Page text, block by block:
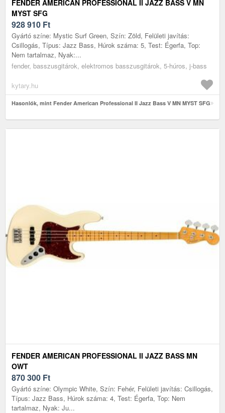
FENDER AMERICAN PROFESSIONAL II JAZZ BASS V MN
MYST SFG
928 910 Ft
Gyártó színe: Mystic Surf Green, Szín: Zöld, Felületi javítás:
Csillogás, Típus: Jazz Bass, Húrok száma: 5, Test: Égerfa, Top:
Nem tartalmaz, Nyak:...
fender, basszusgitárok, elektromos basszusgitárok, 5-húros, j-bass
kytary.hu
Hasonlók, mint Fender American Professional II Jazz Bass V MN MYST SFG
FENDER AMERICAN PROFESSIONAL II JAZZ BASS MN
OWT
870 300 Ft
Gyártó színe: Olympic White, Szín: Fehér, Felületi javítás: Csillogás,
Típus: Jazz Bass, Húrok száma: 4, Test: Égerfa, Top: Nem
tartalmaz, Nyak: Ju...